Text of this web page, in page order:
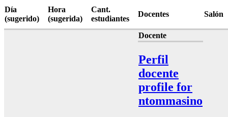
Día
(sugerido)
Hora
(sugerida)
Cant.
estudiantes
Docentes Salón
Docente
Perfil
docente
profile for
ntommasino